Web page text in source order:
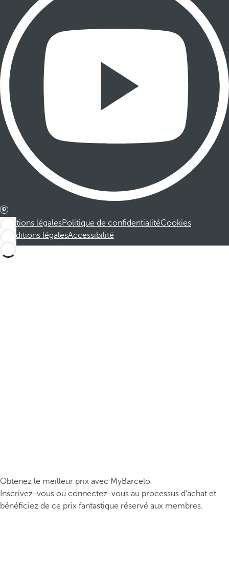
Mentions légalesPolitique de confidentialitéCookies
Conditions légalesAccessibilité
Obtenez le meilleur prix avec MyBarceló
Inscrivez-vous ou connectez-vous au processus d’achat et
bénéficiez de ce prix fantastique réservé aux membres.